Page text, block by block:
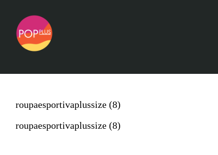
roupaesportivaplussize (8)
roupaesportivaplussize (8)